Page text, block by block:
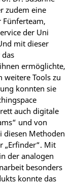
zudem eine
Fünferteam,
der Uni
mit dieser
ermöglichte,
Tools zu
konnten sie
auch digitale
und von
diesen Methoden
„Erfinder“. Mit
der analogen
besonders
konnte das